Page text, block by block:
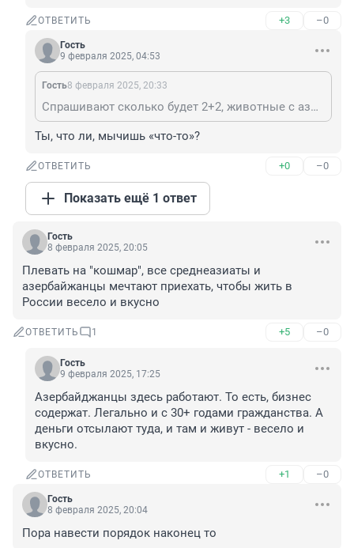
ОТВЕТИТЬ +3 –0
Гость
9 февраля 2025, 04:53
Гость8 февраля 2025, 20:33
Спрашивают сколько будет 2+2, животные с азии мычат что то нт ответ не дают.
Ты, что ли, мычишь «что-то»?
ОТВЕТИТЬ +0 –0
Показать ещё 1 ответ
Гость
8 февраля 2025, 20:05
Плевать на "кошмар", все среднеазиаты и
азербайжанцы мечтают приехать, чтобы жить в
России весело и вкусно
ОТВЕТИТЬ 1 +5 –0
Гость
9 февраля 2025, 17:25
Азербайджанцы здесь работают. То есть, бизнес
содержат. Легально и с 30+ годами гражданства. А
деньги отсылают туда, и там и живут - весело и
вкусно.
ОТВЕТИТЬ +1 –0
Гость
8 февраля 2025, 20:04
Пора навести порядок наконец то